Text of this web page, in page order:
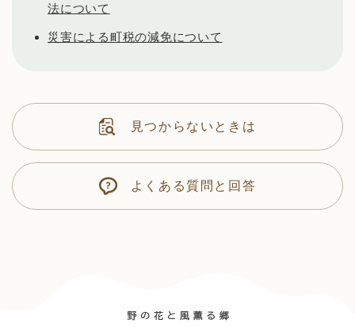
法について
災害による町税の減免について
見つからないときは
よくある質問と回答